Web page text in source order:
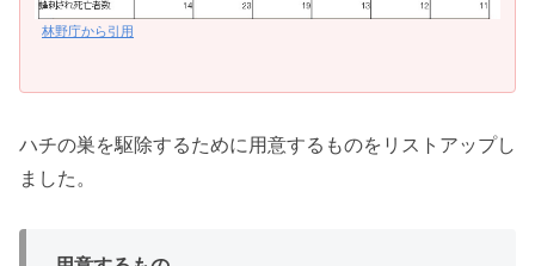
林野庁から引用
ハチの巣を駆除するために用意するものをリストアップし
ました。